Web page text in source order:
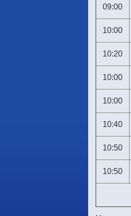
09:00
10:00
10:20
10:00
10:00
10:40
10:50
10:50